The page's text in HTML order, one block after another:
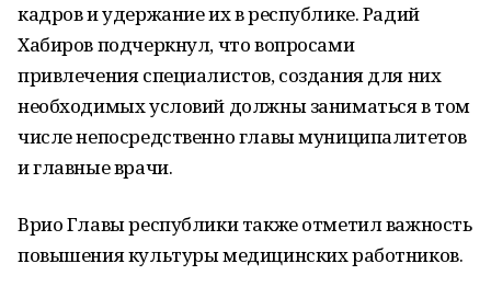
кадров и удержание их в республике. Радий
Хабиров подчеркнул, что вопросами
привлечения специалистов, создания для них
необходимых условий должны заниматься в том
числе непосредственно главы муниципалитетов
и главные врачи.
Врио Главы республики также отметил важность
повышения культуры медицинских работников.